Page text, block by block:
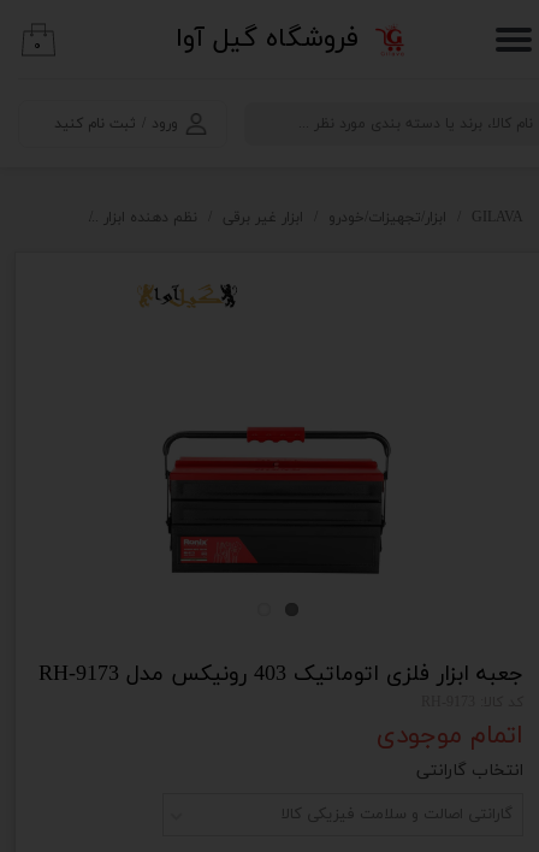
​فروشگاه گیل آوا
ورود ثبت نام کنید
حساب کاربری من
خروج از حساب کاربری
۰
GILAVA ابزار/تجهیزات/خودرو ابزار غیر برقی نظم دهنده ابزار
جعبه ابزار فلزی اتوماتیک 403 رونیکس مدل RH-9173
اتمام موجودی
انتخاب گارانتی
گارانتی اصالت و سلامت فیزیکی کالا